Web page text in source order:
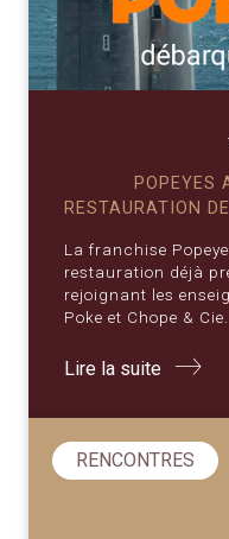
POPEYES
RESTAURATION
La franchise
restauration déjà
rejoignant les
Poke et Chope & Cie.
Lire la suite
RENCONTRES